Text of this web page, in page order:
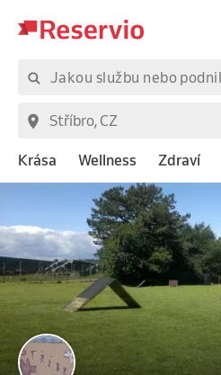
Krása Wellness Zdraví